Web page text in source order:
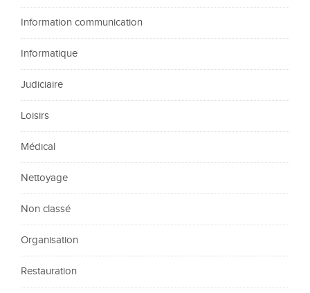
Information communication
Informatique
Judiciaire
Loisirs
Médical
Nettoyage
Non classé
Organisation
Restauration